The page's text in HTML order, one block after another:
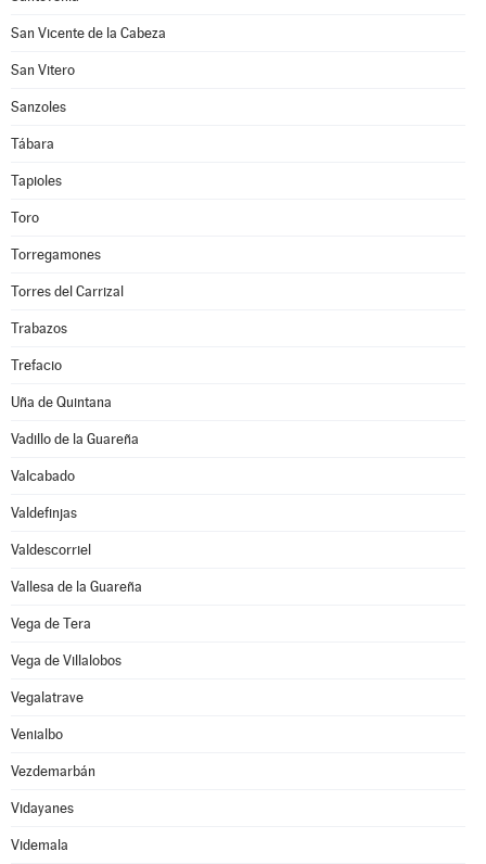
San Vicente de la Cabeza
San Vitero
Sanzoles
Tábara
Tapioles
Toro
Torregamones
Torres del Carrizal
Trabazos
Trefacio
Uña de Quintana
Vadillo de la Guareña
Valcabado
Valdefinjas
Valdescorriel
Vallesa de la Guareña
Vega de Tera
Vega de Villalobos
Vegalatrave
Venialbo
Vezdemarbán
Vidayanes
Videmala